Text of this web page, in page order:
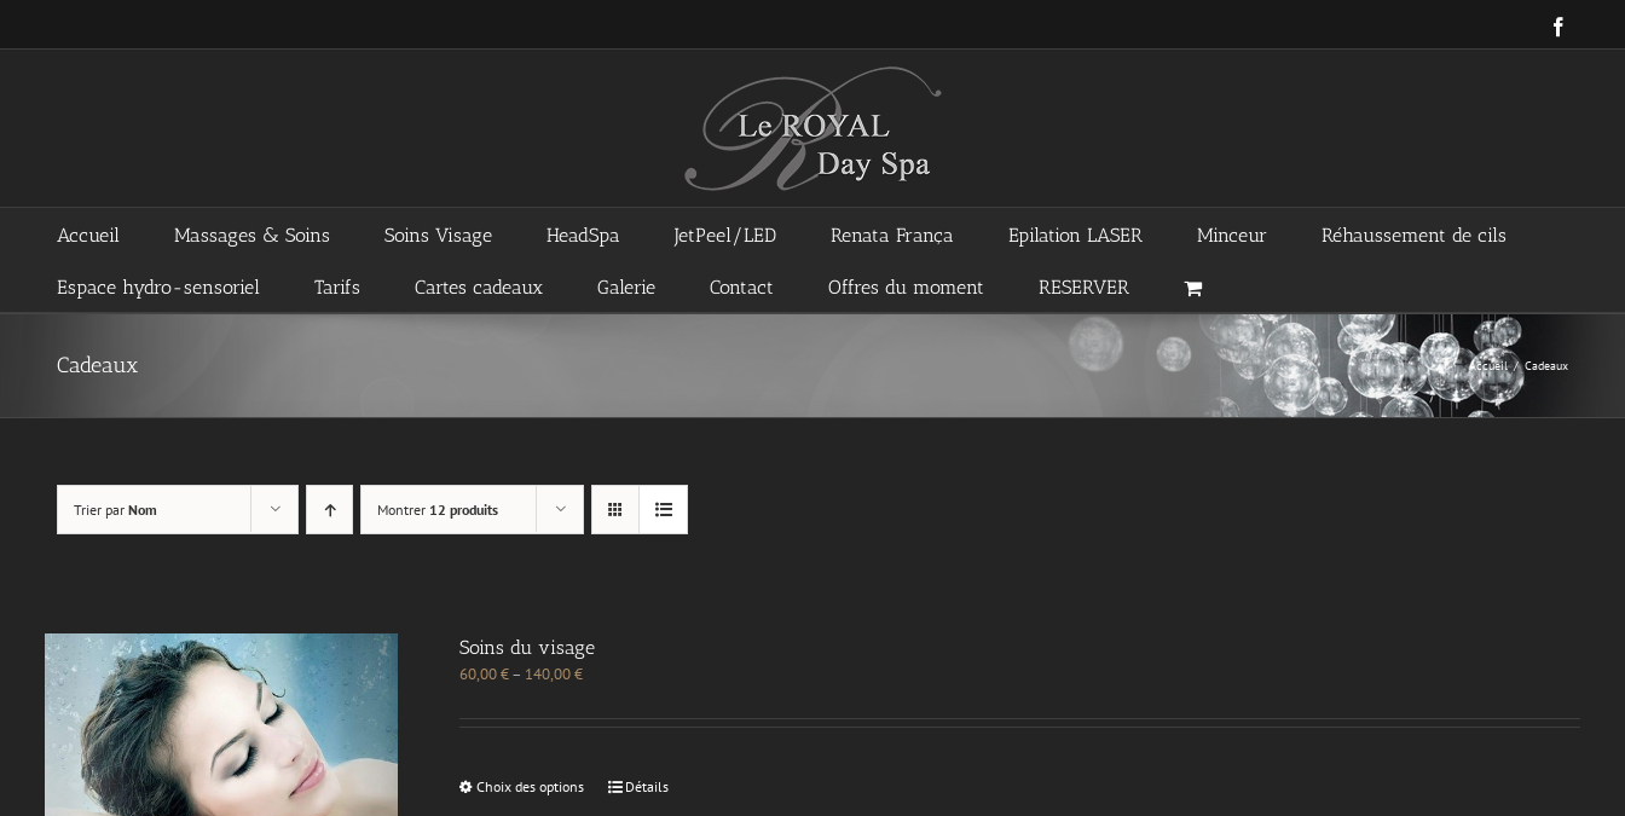
Accueil Massages & Soins Soins Visage HeadSpa JetPeel/LED Renata França Epilation LASER Minceur Réhaussement de cils
Espace hydro-sensoriel Tarifs Cartes cadeaux Galerie Contact Offres du moment RESERVER
Cadeaux Accueil / Cadeaux
Trier par Nom Montrer 12 produits
Soins du visage
60,00€– 140,00€
Choix des options Détails